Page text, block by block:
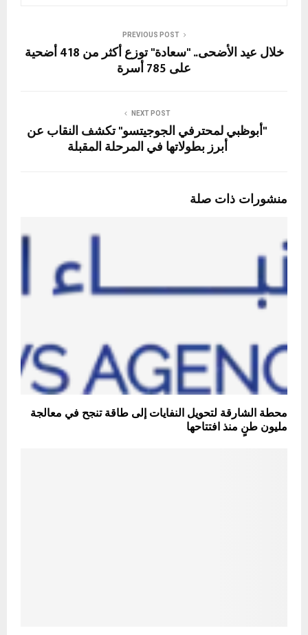
PREVIOUS POST
خلال عيد الأضحى.. "سعادة" توزع أكثر من 418 أضحية
على 785 أسرة
NEXT POST
"أبوظبي لمحترفي الجوجيتسو" تكشف النقاب عن
أبرز بطولاتها في المرحلة المقبلة
منشورات ذات صلة
محطة الشارقة لتحويل النفايات إلى طاقة تنجح في معالجة
مليون طنٍ منذ افتتاحها